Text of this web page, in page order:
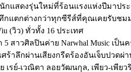
นักแสดงรุ่นใหม่ที่ร้อนแรงแห่งปีมาป
กแตกต่างกว่าทุกซีรีส์ที่คุณเคยรับชม
(วิว) ทั่วทั้ง 16 ประเทศ
5 สาวศิลปินค่าย Narwhal Music เป็
กผ่านเสียงกรีดร้องอันเจ็บปวดผ่า
รย์-เวณิตา ลอยวัฒนกุล, เพียว-เพีย